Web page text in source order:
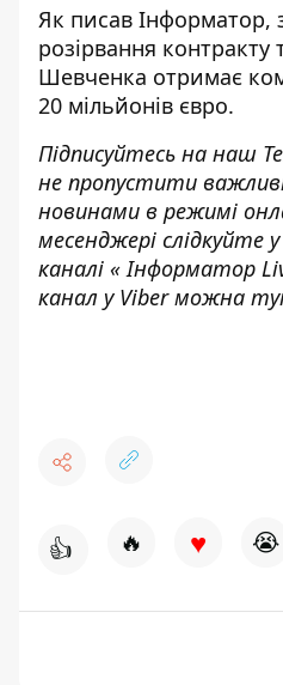
Як писав Інформатор,
розірвання
Шевченка отримає
20 мільйонів євро.
Підписуйтесь на наш
не пропустити
новинами в режимі
месенджері слідкуйте
каналі «Інформатор
канал у Viber можна
👍 🔥 ♥ 😭